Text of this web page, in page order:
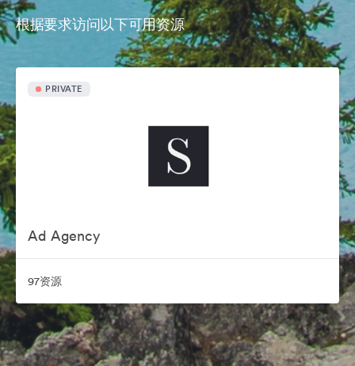
根据要求访问以下可用资源
PRIVATE
Ad Agency
97资源